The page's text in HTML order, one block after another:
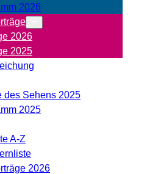
2026
2026
2025
des Sehens 2025
2025
A-Z
2026